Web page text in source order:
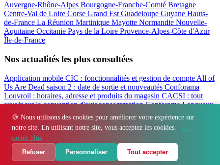
🍪 Nous utilisons des cookies pour améliorer votre expérience sur
notre site. En utilisant notre site, vous acceptez les cookies.
En
savoir plus
Refuser
Personnaliser Tout accepter
Auvergne-Rhône-Alpes Bourgogne-Franche-Comté Bretagne
Centre-Val de Loire Corse Grand EstGuadeloupe Guyane Hauts-
de-France La Réunion Martinique Mayotte Normandie Nouvelle-
Aquitaine Occitanie Pays de la Loire Provence-Alpes-Côte d'Azur
Île-de-France
Nos actualités les plus consultées
Application mobile CIC : fonctionnalités et gestion de compte All of
Us Are Dead saison 2 : date de sortie et nouveautés Conforama
Louvroil : horaires, adresse et produits du magasin CACSI : tout
savoir sur la convention d'autoconsommationConforama Langueux
: horaires, adresse et avis du magasinFilbanque : gérer ses comptes
CIC en ligne facilement
Régions - Départements - Villes - Entreprises - Marques Contact
Espace presse
© 2026 Immo Finex. Tous droits réservés.